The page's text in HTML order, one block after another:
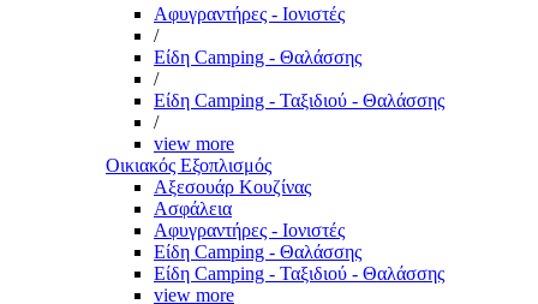
Αφυγραντήρες - Ιονιστές
/
Είδη Camping - Θαλάσσης
/
Είδη Camping - Ταξιδιού - Θαλάσσης
/
view more
Οικιακός Εξοπλισμός
Αξεσουάρ Κουζίνας
Ασφάλεια
Αφυγραντήρες - Ιονιστές
Είδη Camping - Θαλάσσης
Είδη Camping - Ταξιδιού - Θαλάσσης
view more